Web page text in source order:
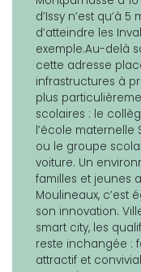
d’Issy n’est qu’à
d’atteindre les
exemple.Au-delà
cette adresse
infrastructures à
plus
scolaires : le
l’école maternelle
ou le groupe
voiture. Un
familles et jeunes
Moulineaux, c’est
son innovation.
smart city, les
reste inchangée :
attractif et